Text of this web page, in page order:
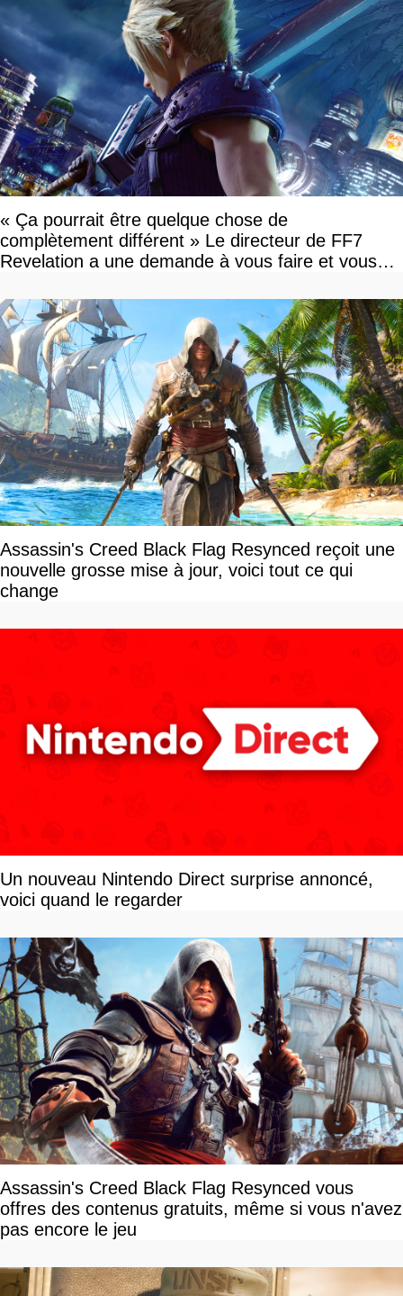
« Ça pourrait être quelque chose de
complètement différent » Le directeur de FF7
Revelation a une demande à vous faire et vous
Assassin's Creed Black Flag Resynced reçoit une
nouvelle grosse mise à jour, voici tout ce qui
change
Un nouveau Nintendo Direct surprise annoncé,
voici quand le regarder
Assassin's Creed Black Flag Resynced vous
offres des contenus gratuits, même si vous n'avez
pas encore le jeu